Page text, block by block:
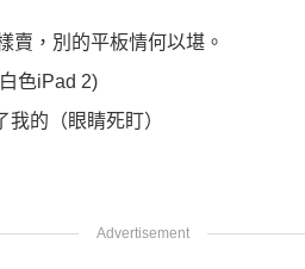
賣，別的平板情何以堪。
色iPad 2)
的（眼睛死盯）